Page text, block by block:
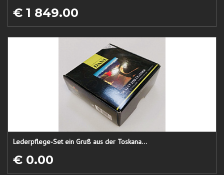
€ 1 849.00
Lederpflege-Set ein Gruß aus der Toskana...
€ 0.00